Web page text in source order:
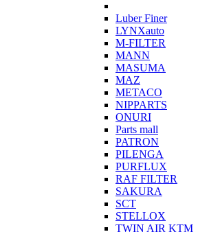
Luber Finer
LYNXauto
M-FILTER
MANN
MASUMA
MAZ
METACO
NIPPARTS
ONURI
Parts mall
PATRON
PILENGA
PURFLUX
RAF FILTER
SAKURA
SCT
STELLOX
TWIN AIR KTM